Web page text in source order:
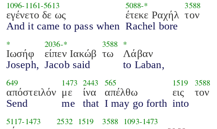
1096-1161-5613
εγένετο δε ως
And it came to pass when
5088-*
έτεκε Ραχήλ
Rachel bore
3588
τον
*
Ιωσήφ
Joseph,
2036-*
είπεν Ιακώβ
Jacob said
3588
τω
*
Λάβαν
to Laban,
649
απόστειλόν
Send
1473
με
me
2443
ίνα
that
565
απέλθω
I may go forth
1519
εις
into
3588
τον
5117-1473 2532 1519 3588 1093-1473